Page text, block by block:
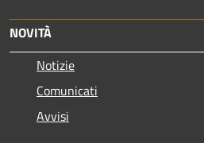
NOVITÀ
Notizie
Comunicati
Avvisi